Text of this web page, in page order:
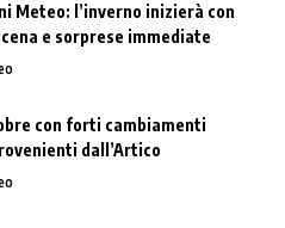
Meteo: l’inverno inizierà con
e sorprese immediate
con forti cambiamenti
dall’Artico